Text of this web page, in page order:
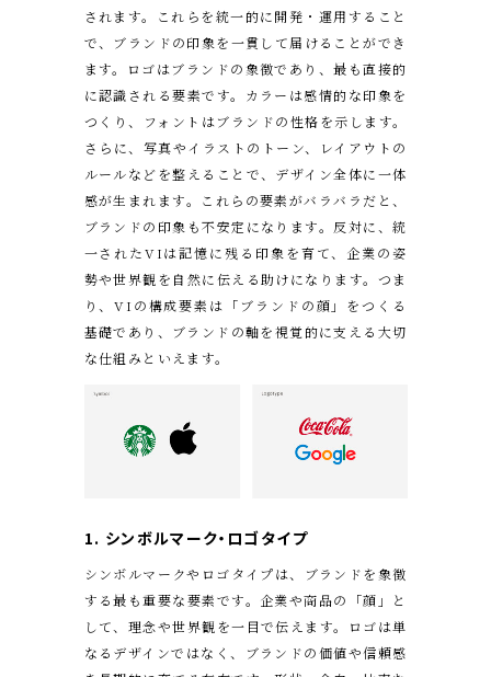
されます。これらを統一的に開発・運用すること
で、ブランドの印象を一貫して届けることができ
ます。ロゴはブランドの象徴であり、最も直接的
に認識される要素です。カラーは感情的な印象を
つくり、フォントはブランドの性格を示します。
さらに、写真やイラストのトーン、レイアウトの
ルールなどを整えることで、デザイン全体に一体
感が生まれます。これらの要素がバラバラだと、
ブランドの印象も不安定になります。反対に、統
一されたVIは記憶に残る印象を育て、企業の姿
勢や世界観を自然に伝える助けになります。つま
り、VIの構成要素は「ブランドの顔」をつくる
基礎であり、ブランドの軸を視覚的に支える大切
な仕組みといえます。
1. シンボルマーク・ロゴタイプ
シンボルマークやロゴタイプは、ブランドを象徴
する最も重要な要素です。企業や商品の「顔」と
して、理念や世界観を一目で伝えます。ロゴは単
なるデザインではなく、ブランドの価値や信頼感